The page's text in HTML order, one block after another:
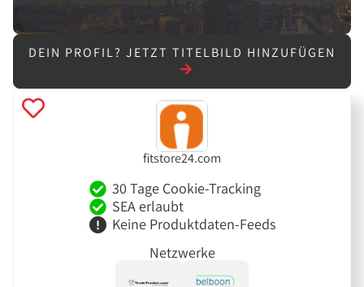
DEIN PROFIL? JETZT TITELBILD HINZUFÜGEN
fitstore24.com
30 Tage Cookie-Tracking
SEA erlaubt
Keine Produktdaten-Feeds
Netzwerke